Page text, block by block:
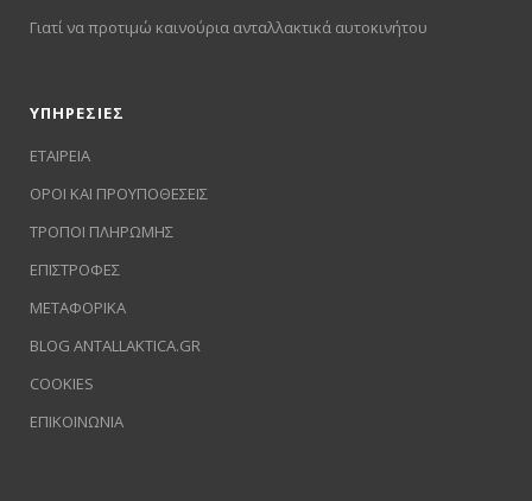
Γιατί να προτιμώ καινούρια ανταλλακτικά αυτοκινήτου
ΥΠΗΡΕΣΙΕΣ
ΕΤΑΙΡΕΙΑ
ΟΡΟΙ ΚΑΙ ΠΡΟΥΠΟΘΕΣΕΙΣ
ΤΡΟΠΟΙ ΠΛΗΡΩΜΗΣ
ΕΠΙΣΤΡΟΦΕΣ
ΜΕΤΑΦΟΡΙΚΑ
BLOG ANTALLAKTICA.GR
COOKIES
ΕΠΙΚΟΙΝΩΝΙΑ